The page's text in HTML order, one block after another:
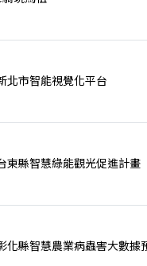
北市智能視覺化平台
東縣智慧綠能觀光促進計畫
化縣智慧農業病蟲害大數據